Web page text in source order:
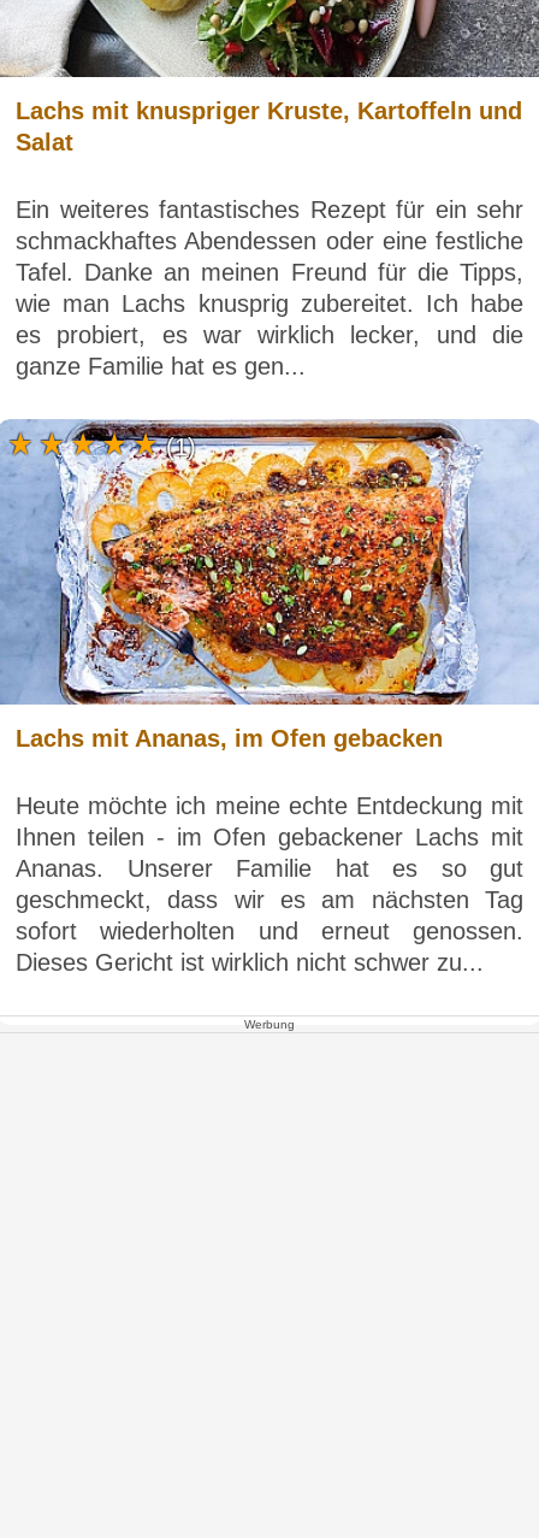
Lachs mit knuspriger Kruste, Kartoffeln und
Salat
Ein weiteres fantastisches Rezept für ein sehr
schmackhaftes Abendessen oder eine festliche
Tafel. Danke an meinen Freund für die Tipps,
wie man Lachs knusprig zubereitet. Ich habe
es probiert, es war wirklich lecker, und die
ganze Familie hat es gen...
Lachs mit Ananas, im Ofen gebacken
Heute möchte ich meine echte Entdeckung mit
Ihnen teilen - im Ofen gebackener Lachs mit
Ananas. Unserer Familie hat es so gut
geschmeckt, dass wir es am nächsten Tag
sofort wiederholten und erneut genossen.
Dieses Gericht ist wirklich nicht schwer zu...
(1)
Werbung